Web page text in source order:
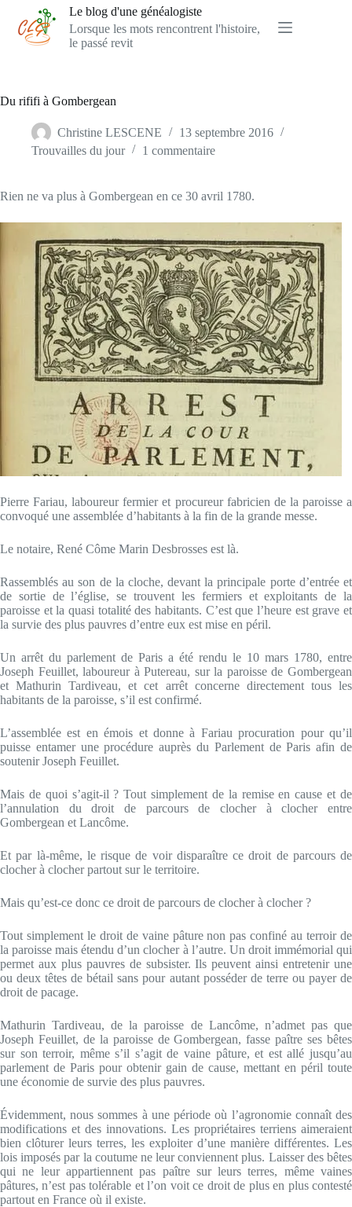
contenu
Le blog d'une généalogiste
Lorsque les mots rencontrent l'histoire,
le passé revit
Du rififi à Gombergean
Christine LESCENE
13 septembre 2016
Trouvailles du jour
1 commentaire
Rien ne va plus à Gombergean en ce 30 avril 1780.
Pierre Fariau, laboureur fermier et procureur fabricien de la paroisse a
convoqué une assemblée d’habitants à la fin de la grande messe.
Le notaire, René Côme Marin Desbrosses est là.
Rassemblés au son de la cloche, devant la principale porte d’entrée et
de sortie de l’église, se trouvent les fermiers et exploitants de la
paroisse et la quasi totalité des habitants. C’est que l’heure est grave et
la survie des plus pauvres d’entre eux est mise en péril.
Un arrêt du parlement de Paris a été rendu le 10 mars 1780, entre
Joseph Feuillet, laboureur à Putereau, sur la paroisse de Gombergean
et Mathurin Tardiveau, et cet arrêt concerne directement tous les
habitants de la paroisse, s’il est confirmé.
L’assemblée est en émois et donne à Fariau procuration pour qu’il
puisse entamer une procédure auprès du Parlement de Paris afin de
soutenir Joseph Feuillet.
Mais de quoi s’agit-il ? Tout simplement de la remise en cause et de
l’annulation du droit de parcours de clocher à clocher entre
Gombergean et Lancôme.
Et par là-même, le risque de voir disparaître ce droit de parcours de
clocher à clocher partout sur le territoire.
Mais qu’est-ce donc ce droit de parcours de clocher à clocher ?
Tout simplement le droit de vaine pâture non pas confiné au terroir de
la paroisse mais étendu d’un clocher à l’autre. Un droit immémorial qui
permet aux plus pauvres de subsister. Ils peuvent ainsi entretenir une
ou deux têtes de bétail sans pour autant posséder de terre ou payer de
droit de pacage.
Mathurin Tardiveau, de la paroisse de Lancôme, n’admet pas que
Joseph Feuillet, de la paroisse de Gombergean, fasse paître ses bêtes
sur son terroir, même s’il s’agit de vaine pâture, et est allé jusqu’au
parlement de Paris pour obtenir gain de cause, mettant en péril toute
une économie de survie des plus pauvres.
Évidemment, nous sommes à une période où l’agronomie connaît des
modifications et des innovations. Les propriétaires terriens aimeraient
bien clôturer leurs terres, les exploiter d’une manière différentes. Les
lois imposés par la coutume ne leur conviennent plus. Laisser des bêtes
qui ne leur appartiennent pas paître sur leurs terres, même vaines
pâtures, n’est pas tolérable et l’on voit ce droit de plus en plus contesté
partout en France où il existe.